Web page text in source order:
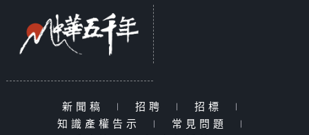
新聞稿 | 招聘 | 招標
|
知識產權告示
| 常見問題
|